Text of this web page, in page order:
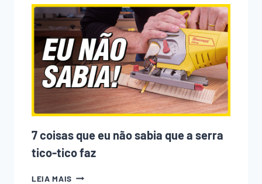
ACABANDO
COM
A
MARCENARIA?
PODCAST
EMPOEIRADOS
#010
7 coisas que eu não sabia que a serra
tico-tico faz
LEIA MAIS